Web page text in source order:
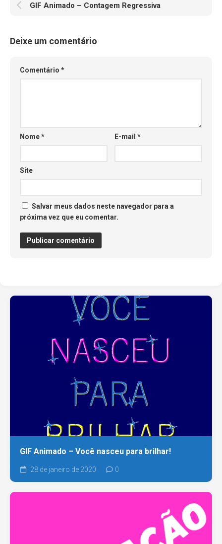
GIF Animado – Contagem Regressiva
Deixe um comentário
Comentário *
Nome* E-mail*
Site
Salvar meus dados neste navegador para a
próxima vez que eu comentar.
GIF Animado – Você nasceu para brilhar!
28 de janeiro de 2020 0